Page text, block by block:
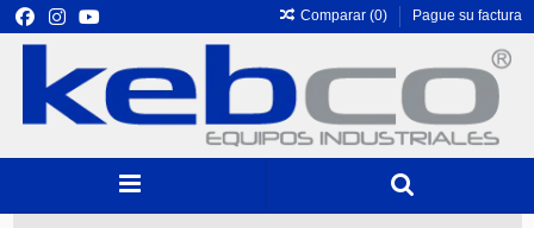
Comparar (0) Pague su factura